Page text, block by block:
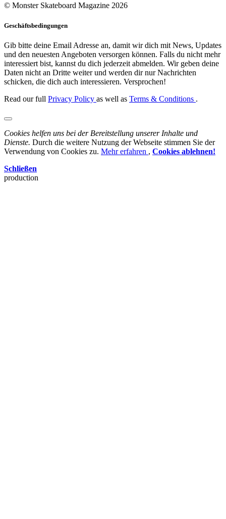
© Monster Skateboard Magazine 2026
Geschäftsbedingungen
Gib bitte deine Email Adresse an, damit wir dich mit News, Updates
und den neuesten Angeboten versorgen können. Falls du nicht mehr
interessiert bist, kannst du dich jederzeit abmelden. Wir geben deine
Daten nicht an Dritte weiter und werden dir nur Nachrichten
schicken, die dich auch interessieren. Versprochen!
Read our full Privacy Policy as well as Terms & Conditions .
Cookies helfen uns bei der Bereitstellung unserer Inhalte und
Dienste. Durch die weitere Nutzung der Webseite stimmen Sie der
Verwendung von Cookies zu. Mehr erfahren , Cookies ablehnen!
Schließen
production